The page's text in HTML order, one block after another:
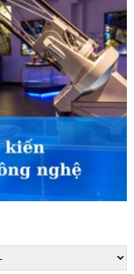
Thái Nguyên